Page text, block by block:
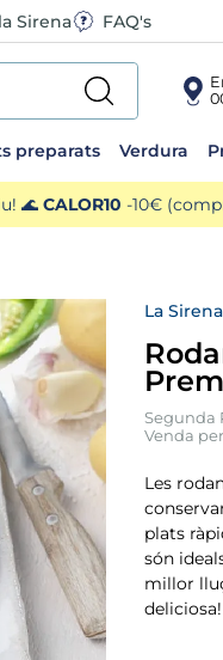
Sirena FAQ's
preparats Verdura
🌊 CALOR10 -10€
La Sirena
Segunda
Venda
Les
plats
són
millor
deliciosa!